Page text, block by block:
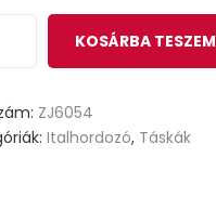
KOSÁRBA TESZEM
ZJ6054
Italhordozó, Táskák